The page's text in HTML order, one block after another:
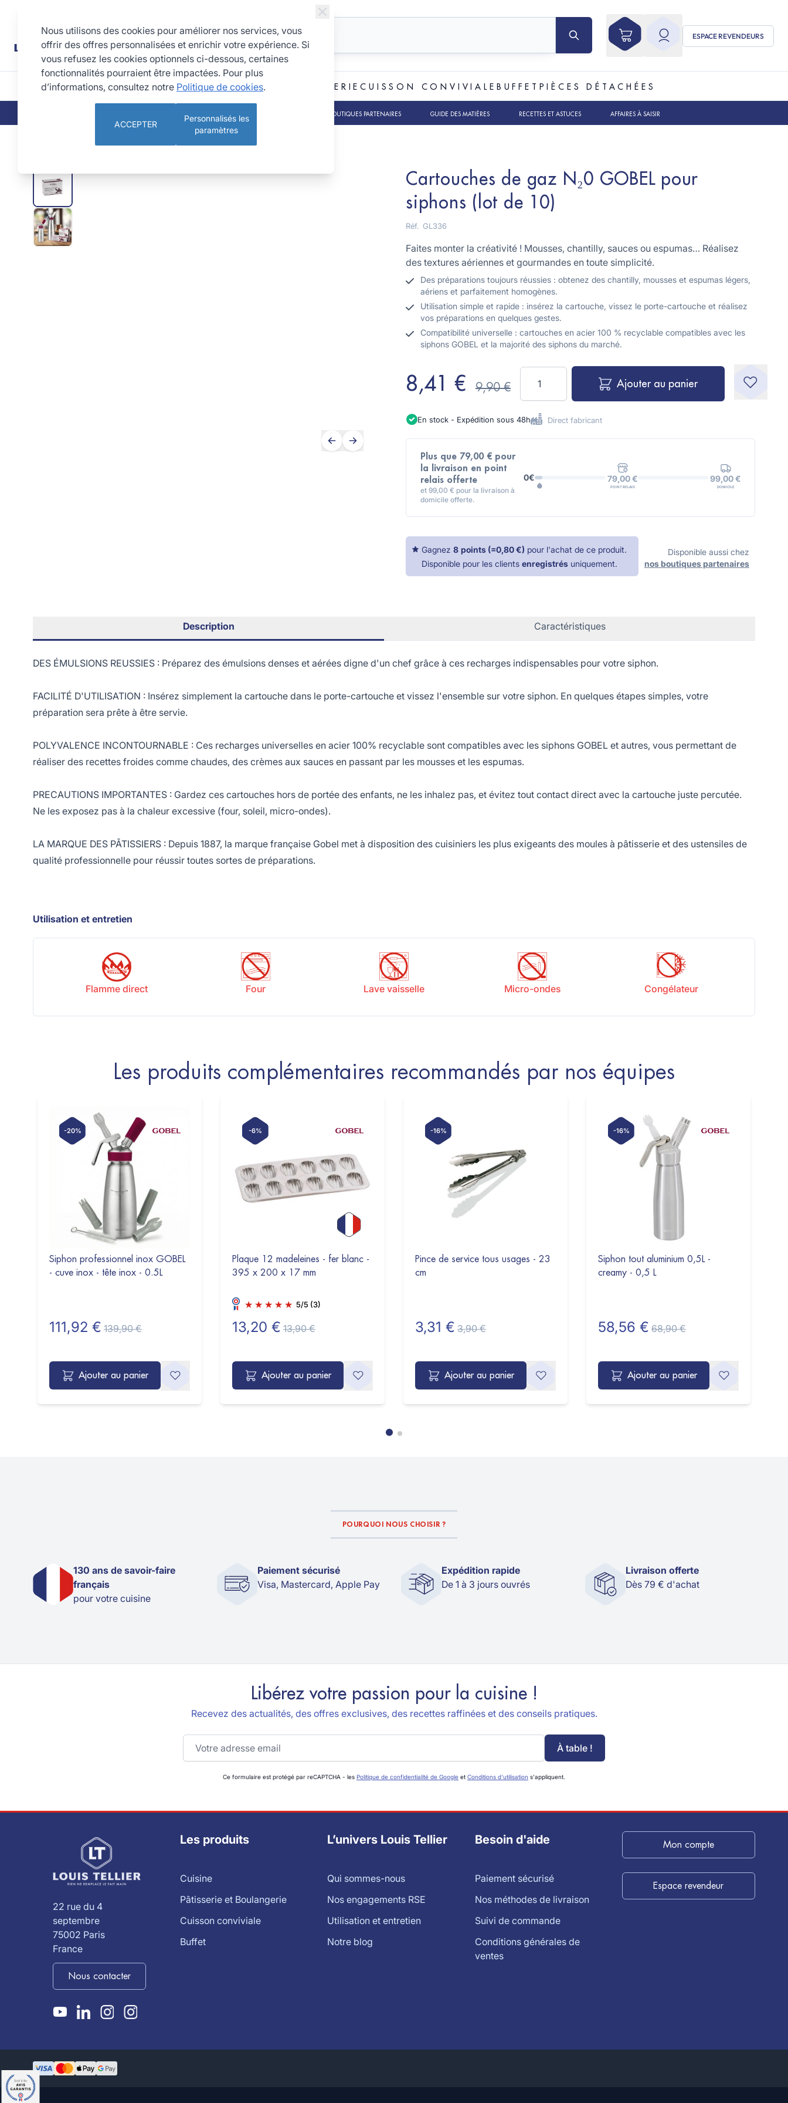
ESPACE REVENDEURS
CUISINEPÂTISSERIE ET BOULANGERIECUISSON CONVIVIALE BUFFET PIÈCES DÉTACHÉES
NOS ENGAGEMENTS RSE NOS BOUTIQUES PARTENAIRES GUIDE DES MATIÈRES RECETTES ET ASTUCES AFFAIRES À SAISIR
Cartouches de gaz N₂0 GOBEL pour
siphons (lot de 10)
Réf. GL336
Faites monter la créativité ! Mousses, chantilly, sauces ou espumas… Réalisez
des textures aériennes et gourmandes en toute simplicité.
Des préparations toujours réussies : obtenez des chantilly, mousses et espumas légers,
aériens et parfaitement homogènes.
Utilisation simple et rapide : insérez la cartouche, vissez le porte-cartouche et réalisez
vos préparations en quelques gestes.
Compatibilité universelle : cartouches en acier 100 % recyclable compatibles avec les
siphons GOBEL et la majorité des siphons du marché.
8,41 € 9,90 €
Quantité
Ajouter au panier
En stock - Expédition sous 48h Direct fabricant
Plus que 79,00 € pour
la livraison en point
relais offerte
et 99,00 € pour la livraison à
domicile offerte.
0€ 79,00 €
POINT RELAIS
99,00 €
DOMICILE
Gagnez 8 points (=0,80 €) pour l'achat de ce produit.
Disponible pour les clients enregistrés uniquement.
Disponible aussi chez
nos boutiques partenaires
Description Caractéristiques
DES ÉMULSIONS REUSSIES : Préparez des émulsions denses et aérées digne d'un chef grâce à ces recharges indispensables pour votre siphon.
FACILITÉ D'UTILISATION : Insérez simplement la cartouche dans le porte-cartouche et vissez l'ensemble sur votre siphon. En quelques étapes simples, votre
préparation sera prête à être servie.
POLYVALENCE INCONTOURNABLE : Ces recharges universelles en acier 100% recyclable sont compatibles avec les siphons GOBEL et autres, vous permettant de
réaliser des recettes froides comme chaudes, des crèmes aux sauces en passant par les mousses et les espumas.
PRECAUTIONS IMPORTANTES : Gardez ces cartouches hors de portée des enfants, ne les inhalez pas, et évitez tout contact direct avec la cartouche juste percutée.
Ne les exposez pas à la chaleur excessive (four, soleil, micro-ondes).
LA MARQUE DES PÂTISSIERS : Depuis 1887, la marque française Gobel met à disposition des cuisiniers les plus exigeants des moules à pâtisserie et des ustensiles de
qualité professionnelle pour réussir toutes sortes de préparations.
Utilisation et entretien
Flamme direct Four Lave vaisselle Micro-ondes Congélateur
Les produits complémentaires recommandés par nos équipes
-20%
Siphon professionnel inox GOBEL
- cuve inox - tête inox - 0.5L
111,92 € 139,90 €
Ajouter au panier
-6%
Plaque 12 madeleines - fer blanc -
395 x 200 x 17 mm
5/5 (3)
13,20 € 13,90 €
Ajouter au panier
-16%
Pince de service tous usages - 23
cm
3,31 € 3,90 €
Ajouter au panier
-16%
Siphon tout aluminium 0,5L -
creamy - 0,5 L
58,56 € 68,90 €
Ajouter au panier
POURQUOI NOUS CHOISIR ?
130 ans de savoir-faire
français
pour votre cuisine
Paiement sécurisé
Visa, Mastercard, Apple Pay
Expédition rapide
De 1 à 3 jours ouvrés
Livraison offerte
Dès 79 € d'achat
Libérez votre passion pour la cuisine !
Recevez des actualités, des offres exclusives, des recettes raffinées et des conseils pratiques.
Adresse email
À table !
Ce formulaire est protégé par reCAPTCHA - les Politique de confidentialité de Google et Conditions d'utilisation s'appliquent.
22 rue du 4
septembre
75002 Paris
France
Nous contacter
Les produits
Cuisine
Pâtisserie et Boulangerie
Cuisson conviviale
Buffet
L’univers Louis Tellier
Qui sommes-nous
Nos engagements RSE
Utilisation et entretien
Notre blog
Besoin d'aide
Paiement sécurisé
Nos méthodes de livraison
Suivi de commande
Conditions générales de
ventes
Mon compte
Espace revendeur
Nous utilisons des cookies pour améliorer nos services, vous
offrir des offres personnalisées et enrichir votre expérience. Si
vous refusez les cookies optionnels ci-dessous, certaines
fonctionnalités pourraient être impactées. Pour plus
d’informations, consultez notre Politique de cookies.
ACCEPTER
Personnalisés les
paramètres